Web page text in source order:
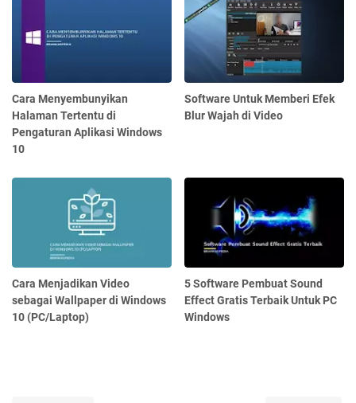
Cara Menyembunyikan
Halaman Tertentu di
Pengaturan Aplikasi Windows
10
Software Untuk Memberi Efek
Blur Wajah di Video
Cara Menjadikan Video
sebagai Wallpaper di Windows
10 (PC/Laptop)
5 Software Pembuat Sound
Effect Gratis Terbaik Untuk PC
Windows